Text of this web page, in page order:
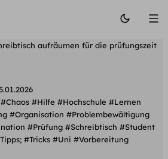
aufräumen für die prüfungszeit
#Chaos #Hilfe #Hochschule #Lernen
#Organisation #Problembewältigung
#Prüfung #Schreibtisch #Student
#Tricks #Uni #Vorbereitung